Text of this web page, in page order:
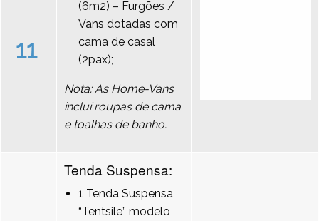
11
(6m2) – Furgões /
Vans dotadas com
cama de casal
(2pax);
Nota: As Home-Vans
incluí roupas de cama
e toalhas de banho.
Tenda Suspensa:
1 Tenda Suspensa
“Tentsile” modelo